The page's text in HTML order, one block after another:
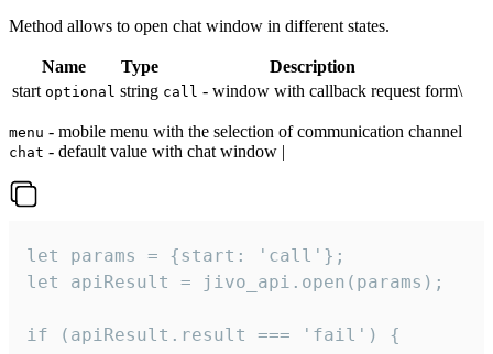
Method allows to open chat window in different states.
Name Type
Description
start optional string call - window with callback request form\
menu - mobile menu with the selection of communication channel
chat - default value with chat window |
let params = {start: 'call'};
let apiResult = jivo_api.open(params);
if (apiResult.result === 'fail') {